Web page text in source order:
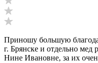
Приношу большую
г. Брянске и отдельно
Нине Ивановне, за их